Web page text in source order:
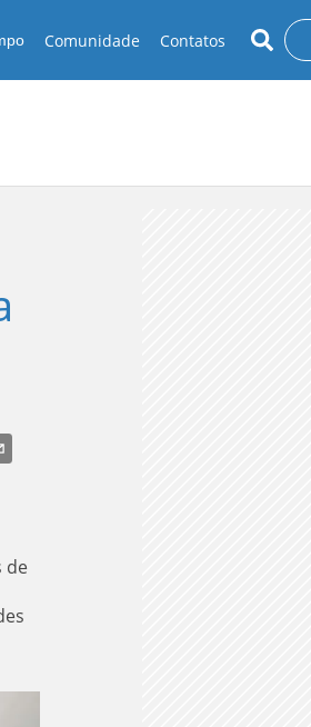
Comunidade Contatos
INTENSA
de